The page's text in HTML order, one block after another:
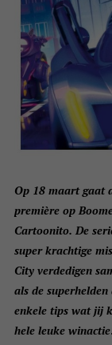
Op 18 maart gaat
première op
Cartoonito. De
super krachtige
City verdedigen
als de
enkele tips wat jij
hele leuke